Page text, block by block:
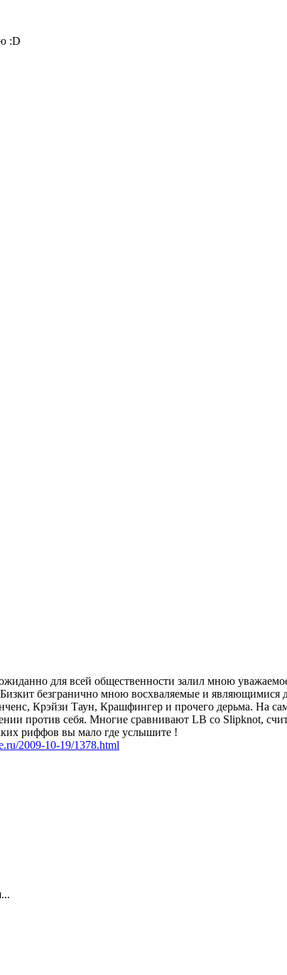
:D
для всей общественности залил мною
безгранично мною восхваляемые и
Крэйзи Таун, Крашфингер и прочего дерьма. На
против себя. Многие сравнивают LB со Slipknot,
риффов вы мало где услышите !
2009-10-19/1378.html